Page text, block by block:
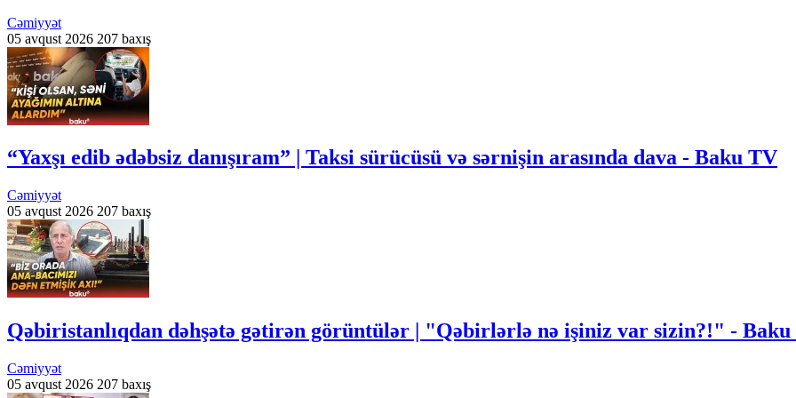
Cəmiyyət
05 avqust 2026 207 baxış
“Yaxşı edib ədəbsiz danışıram” | Taksi sürücüsü və sərnişin arasında dava - Baku TV
Cəmiyyət
05 avqust 2026 207 baxış
Qəbiristanlıqdan dəhşətə gətirən görüntülər | "Qəbirlərlə nə işiniz var sizin?!" -
Cəmiyyət
05 avqust 2026 207 baxış